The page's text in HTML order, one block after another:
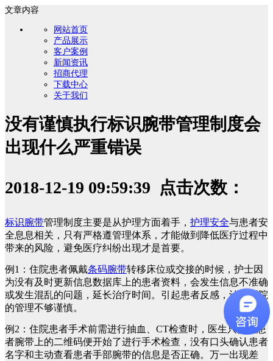
文章内容
网站首页
产品展示
客户案例
新闻资讯
招商代理
下载中心
关于我们
没有谨慎执行标识腕带管理制度会
出现什么严重错误
2018-12-19 09:59:39 点击次数：
标识腕带管理制度主要是从护理方面着手， 护理安全与患者安
全息息相关，只有严格遵管理体系，才能做到降低医疗过程中
带来的风险，避免医疗纠纷出现才是首要。
例1：住院患者佩戴条码腕带转移床位或交接的时候，护士因
为没有及时更新信息数据库上的患者资料，会发生信息不准确
或发生混乱的问题，延长治疗时间。引起患者反感，认为医院
的管理不够谨慎。
例2：住院患者手术前需进行抽血、CT检查时，医生只扫描患
者腕带上的二维码便开始了进行手术检查，没有口头确认患者
名字和主动查看患者手部腕带的信息是否正确。万一出现差